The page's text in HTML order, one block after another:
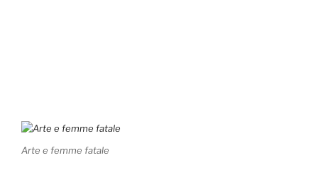
Arte e femme fatale